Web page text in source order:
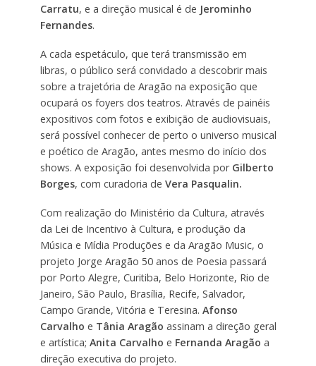
Carratu, e a direção musical é de Jerominho
Fernandes.
A cada espetáculo, que terá transmissão em
libras, o público será convidado a descobrir mais
sobre a trajetória de Aragão na exposição que
ocupará os foyers dos teatros. Através de painéis
expositivos com fotos e exibição de audiovisuais,
será possível conhecer de perto o universo musical
e poético de Aragão, antes mesmo do início dos
shows. A exposição foi desenvolvida por Gilberto
Borges, com curadoria de Vera Pasqualin.
Com realização do Ministério da Cultura, através
da Lei de Incentivo à Cultura, e produção da
Música e Mídia Produções e da Aragão Music, o
projeto Jorge Aragão 50 anos de Poesia passará
por Porto Alegre, Curitiba, Belo Horizonte, Rio de
Janeiro, São Paulo, Brasília, Recife, Salvador,
Campo Grande, Vitória e Teresina. Afonso
Carvalho e Tânia Aragão assinam a direção geral
e artística; Anita Carvalho e Fernanda Aragão a
direção executiva do projeto.